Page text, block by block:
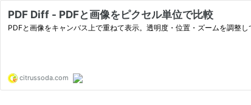
PDF Diff - PDFと画像をピクセル単位で比較
PDFと画像をキャンバス上で重ねて表示。透明度・位置・ズームを調整
citrussoda.com